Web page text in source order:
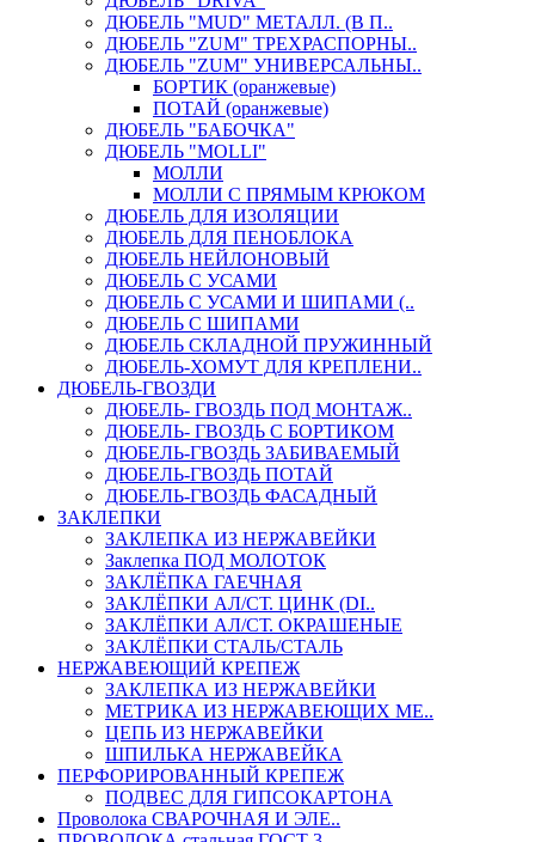
ДЮБЕЛЬ "MUD" МЕТАЛЛ. (В П..
ДЮБЕЛЬ "ZUM" ТРЕХРАСПОРНЫ..
ДЮБЕЛЬ "ZUM" УНИВЕРСАЛЬНЫ..
БОРТИК (оранжевые)
ПОТАЙ (оранжевые)
ДЮБЕЛЬ "БАБОЧКА"
ДЮБЕЛЬ "МOLLI"
МОЛЛИ
МОЛЛИ С ПРЯМЫМ КРЮКОМ
ДЮБЕЛЬ ДЛЯ ИЗОЛЯЦИИ
ДЮБЕЛЬ ДЛЯ ПЕНОБЛОКА
ДЮБЕЛЬ НЕЙЛОНОВЫЙ
ДЮБЕЛЬ С УСАМИ
ДЮБЕЛЬ С УСАМИ И ШИПАМИ (..
ДЮБЕЛЬ С ШИПАМИ
ДЮБЕЛЬ СКЛАДНОЙ ПРУЖИННЫЙ
ДЮБЕЛЬ-ХОМУТ ДЛЯ КРЕПЛЕНИ..
ДЮБЕЛЬ-ГВОЗДИ
ДЮБЕЛЬ- ГВОЗДЬ ПОД МОНТАЖ..
ДЮБЕЛЬ- ГВОЗДЬ С БОРТИКОМ
ДЮБЕЛЬ-ГВОЗДЬ ЗАБИВАЕМЫЙ
ДЮБЕЛЬ-ГВОЗДЬ ПОТАЙ
ДЮБЕЛЬ-ГВОЗДЬ ФАСАДНЫЙ
ЗАКЛЕПКИ
ЗАКЛЕПКА ИЗ НЕРЖАВЕЙКИ
Заклепка ПОД МОЛОТОК
ЗАКЛЁПКА ГАЕЧНАЯ
ЗАКЛЁПКИ АЛ/СТ. ЦИНК (DI..
ЗАКЛЁПКИ АЛ/СТ. ОКРАШЕНЫЕ
ЗАКЛЁПКИ СТАЛЬ/СТАЛЬ
НЕРЖАВЕЮЩИЙ КРЕПЕЖ
ЗАКЛЕПКА ИЗ НЕРЖАВЕЙКИ
МЕТРИКА ИЗ НЕРЖАВЕЮЩИХ МЕ..
ЦЕПЬ ИЗ НЕРЖАВЕЙКИ
ШПИЛЬКА НЕРЖАВЕЙКА
ПЕРФОРИРОВАННЫЙ КРЕПЕЖ
ПОДВЕС ДЛЯ ГИПСОКАРТОНА
Проволока СВАРОЧНАЯ И ЭЛЕ..